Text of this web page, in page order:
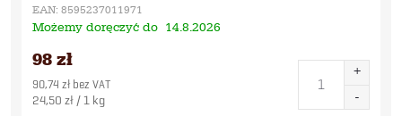
EAN: 8595237011971
Możemy doręczyć do 14.8.2026
98 zł
90,74 zł bez VAT
Cena
24,50 zł / 1 kg